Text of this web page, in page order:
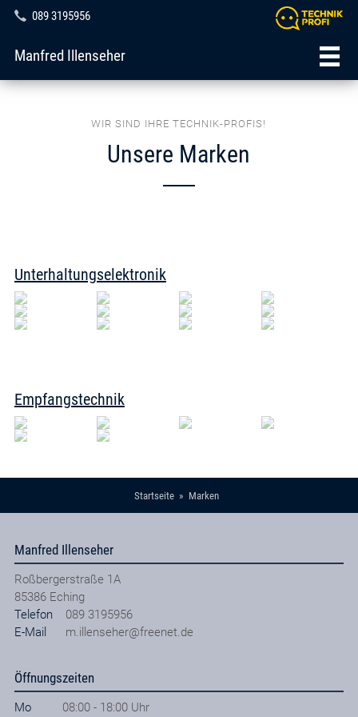
089 3195956
Manfred Illenseher
WIR SIND IHRE TECHNIK-PROFIS!
Unsere Marken
Unterhaltungselektronik
Empfangstechnik
Startseite Marken
Manfred Illenseher
Roßbergerstraße 1A
85386 Eching
Telefon
089 3195956
E-Mail
m.illenseher@freenet.de
Öffnungszeiten
Mo 08:00 - 18:00 Uhr